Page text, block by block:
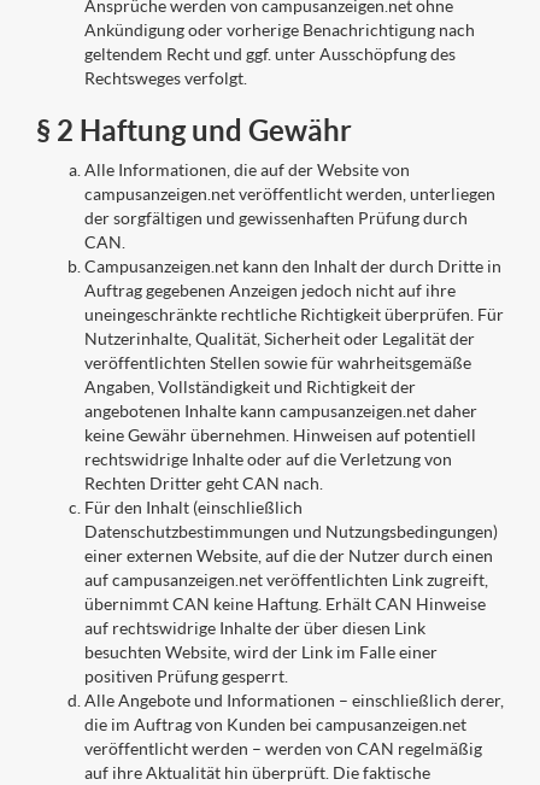
Ansprüche werden von campusanzeigen.net ohne
Ankündigung oder vorherige Benachrichtigung nach
geltendem Recht und ggf. unter Ausschöpfung des
Rechtsweges verfolgt.
§ 2 Haftung und Gewähr
Alle Informationen, die auf der Website von
campusanzeigen.net veröffentlicht werden, unterliegen
der sorgfältigen und gewissenhaften Prüfung durch
CAN.
Campusanzeigen.net kann den Inhalt der durch Dritte in
Auftrag gegebenen Anzeigen jedoch nicht auf ihre
uneingeschränkte rechtliche Richtigkeit überprüfen. Für
Nutzerinhalte, Qualität, Sicherheit oder Legalität der
veröffentlichten Stellen sowie für wahrheitsgemäße
Angaben, Vollständigkeit und Richtigkeit der
angebotenen Inhalte kann campusanzeigen.net daher
keine Gewähr übernehmen. Hinweisen auf potentiell
rechtswidrige Inhalte oder auf die Verletzung von
Rechten Dritter geht CAN nach.
Für den Inhalt (einschließlich
Datenschutzbestimmungen und Nutzungsbedingungen)
einer externen Website, auf die der Nutzer durch einen
auf campusanzeigen.net veröffentlichten Link zugreift,
übernimmt CAN keine Haftung. Erhält CAN Hinweise
auf rechtswidrige Inhalte der über diesen Link
besuchten Website, wird der Link im Falle einer
positiven Prüfung gesperrt.
Alle Angebote und Informationen – einschließlich derer,
die im Auftrag von Kunden bei campusanzeigen.net
veröffentlicht werden – werden von CAN regelmäßig
auf ihre Aktualität hin überprüft. Die faktische